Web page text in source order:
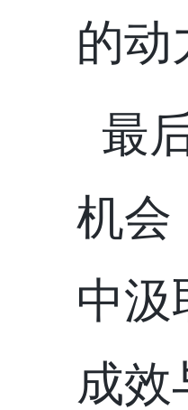
的动
最
机会
中汲
成效